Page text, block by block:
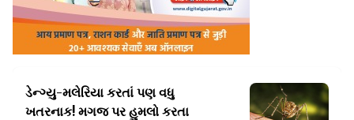
ડેન્ગ્યુ-મલેરિયા કરતાં પણ વધુ
ખતરનાક! મગજ પર હુમલો કરતા